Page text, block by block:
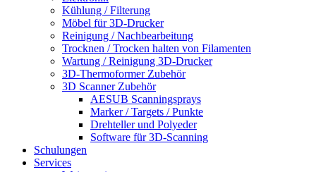
Kühlung / Filterung
Möbel für 3D-Drucker
Reinigung / Nachbearbeitung
Trocknen / Trocken halten von Filamenten
Wartung / Reinigung 3D-Drucker
3D-Thermoformer Zubehör
3D Scanner Zubehör
AESUB Scanningsprays
Marker / Targets / Punkte
Drehteller und Polyeder
Software für 3D-Scanning
Schulungen
Services